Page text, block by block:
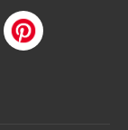
かわばたあき
誘うアートグ
アートボック